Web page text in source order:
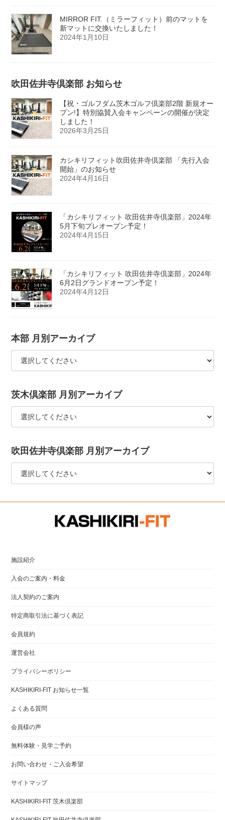
MIRROR FIT.（ミラーフィット）前のマットを
新マットに交換いたしました！
2024年1月10日
吹田佐井寺倶楽部 お知らせ
【祝・ゴルフダム茨木ゴルフ倶楽部2階 新規オー
プン!】特別協賛入会キャンペーンの開催が決定
しました！
2026年3月25日
カシキリフィット吹田佐井寺倶楽部 「先行入会
開始」のお知らせ
2024年4月16日
「カシキリフィット 吹田佐井寺倶楽部」2024年
5月下旬プレオープン予定！
2024年4月15日
「カシキリフィット 吹田佐井寺倶楽部」2024年
6月2日グランドオープン予定！
2024年4月12日
本部 月別アーカイブ
茨木倶楽部 月別アーカイブ
吹田佐井寺倶楽部 月別アーカイブ
施設紹介
入会のご案内・料金
法人契約のご案内
特定商取引法に基づく表記
会員規約
運営会社
プライバシーポリシー
KASHIKIRI-FIT お知らせ一覧
よくある質問
会員様の声
無料体験・見学ご予約
お問い合わせ・ご入会希望
サイトマップ
KASHIKIRI-FIT 茨木倶楽部